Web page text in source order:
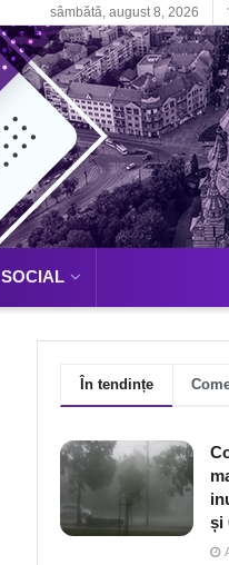
sâmbătă, august 8, 2026
SOCIAL
În tendințe
și